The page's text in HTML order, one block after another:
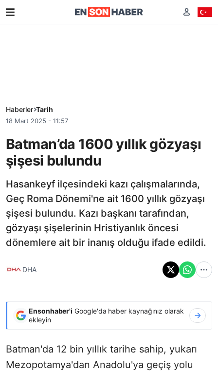
Haberler Tarih
18 Mart 2025 - 11:57
Batman’da 1600 yıllık gözyaşı
şişesi bulundu
Hasankeyf ilçesindeki kazı çalışmalarında,
Geç Roma Dönemi'ne ait 1600 yıllık gözyaşı
şişesi bulundu. Kazı başkanı tarafından,
gözyaşı şişelerinin Hristiyanlık öncesi
dönemlere ait bir inanış olduğu ifade edildi.
DHA
Ensonhaber'i Google'da haber kaynağınız olarak
ekleyin
Batman'da 12 bin yıllık tarihe sahip, yukarı
Mezopotamya'dan Anadolu'ya geçiş yolu